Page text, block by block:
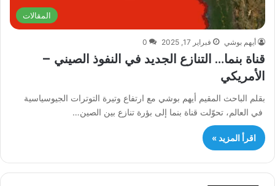
المقالات
أيهم بوشي فبراير 17, 2025 0
قناة بنما… التنازع الجديد في النفوذ الصيني –
الأمريكي
بقلم الباحث المقيم أيهم بوشي مع ارتفاع وتيرة التوترات الجيوسياسية
في العالم، تحوّلت قناة بنما إلى بؤرة تنازع بين الصين…
اقرأ المزيد »